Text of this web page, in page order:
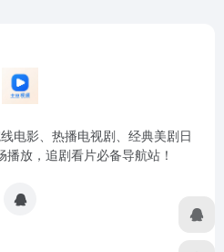
电影、热播电视剧、经典美剧日
放，追剧看片必备导航站！